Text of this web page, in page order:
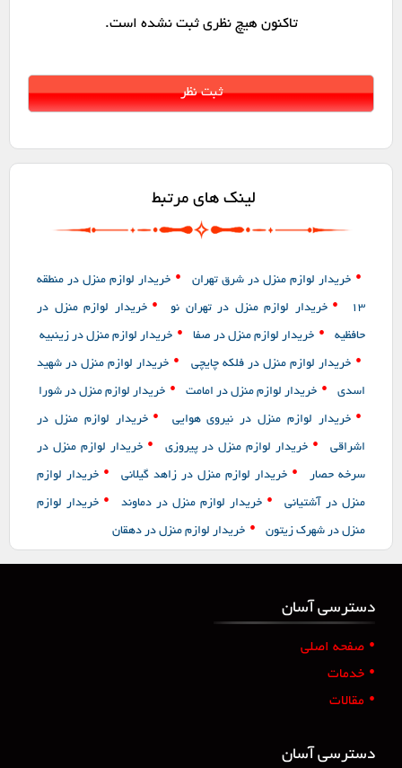
تاکنون هیچ نظری ثبت نشده است.
لینک های مرتبط
• خریدار لوازم منزل در شرق تهران • خریدار لوازم منزل در منطقه
13
• خریدار لوازم منزل در تهران نو • خریدار لوازم منزل در
حافظیه • خریدار لوازم منزل در صفا • خریدار لوازم منزل در زینبیه
• خریدار لوازم منزل در فلکه چایچی • خریدار لوازم منزل در شهید
اسدی • خریدار لوازم منزل در امامت • خریدار لوازم منزل در شورا
• خریدار لوازم منزل در نیروی هوایی • خریدار لوازم منزل در
اشراقی • خریدار لوازم منزل در پیروزی • خریدار لوازم منزل در
سرخه حصار • خریدار لوازم منزل در زاهد گیلانی • خریدار لوازم
منزل در آشتیانی • خریدار لوازم منزل در دماوند • خریدار لوازم
منزل در شهرک زیتون • خریدار لوازم منزل در دهقان
دسترسی آسان
• صفحه اصلی
• خدمات
• مقالات
دسترسی آسان